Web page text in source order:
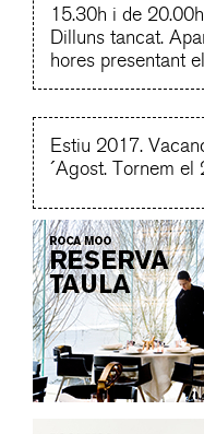
15.30h i de
Dilluns tancat.
hores presentant
Estiu 2017.
´Agost. Tornem